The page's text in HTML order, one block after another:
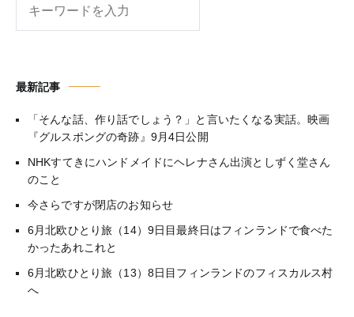
最新記事
「そんな話、作り話でしょう？」と言いたくなる実話。映画
『グルスポングの奇跡』9月4日公開
NHKすてきにハンドメイドにヘレナさん出演としずく堂さん
のこと
今さらですが閉店のお知らせ
6月北欧ひとり旅（14）9日目最終日はフィンランドで食べた
かったあれこれと
6月北欧ひとり旅（13）8日目フィンランドのフィスカルス村
へ